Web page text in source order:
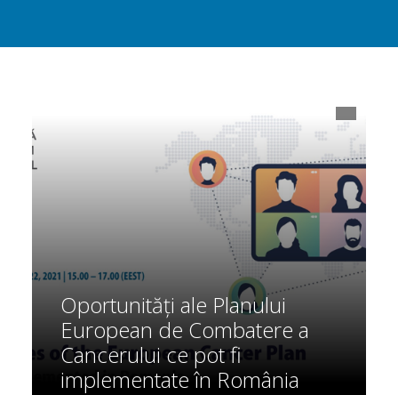
Oportunități ale Planului
European de Combatere a
Cancerului ce pot fi
implementate în România